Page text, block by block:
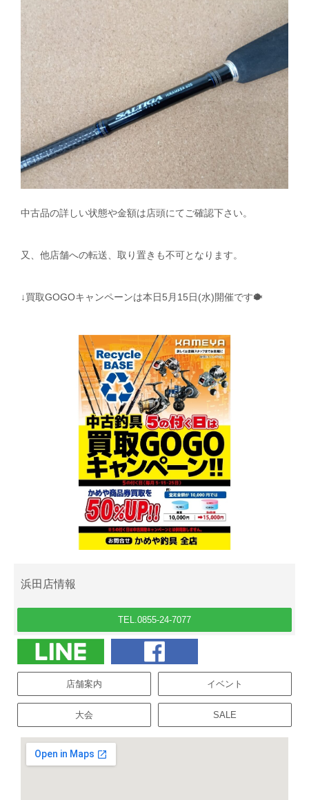
中古品の詳しい状態や金額は店頭にてご確認下さい。
又、他店舗への転送、取り置きも不可となります。
↓買取GOGOキャンペーンは本日5月15日(水)開催です🐡
浜田店情報
TEL.0855-24-7077
店舗案内 イベント
大会 SALE